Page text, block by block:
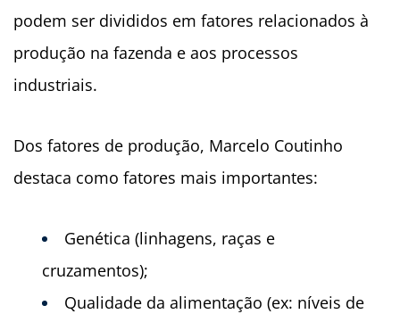
podem ser divididos em fatores relacionados à
produção na fazenda e aos processos
industriais.
Dos fatores de produção, Marcelo Coutinho
destaca como fatores mais importantes:
Genética (linhagens, raças e
cruzamentos);
Qualidade da alimentação (ex: níveis de